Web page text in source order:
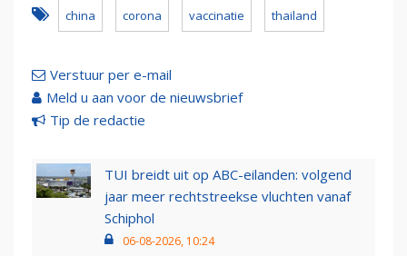
china corona vaccinatie thailand
Verstuur per e-mail
Meld u aan voor de nieuwsbrief
Tip de redactie
TUI breidt uit op ABC-eilanden: volgend
jaar meer rechtstreekse vluchten vanaf
Schiphol
06-08-2026, 10:24